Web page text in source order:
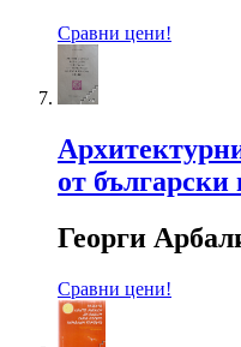
Сравни цени!
от
Георги
Сравни цени!